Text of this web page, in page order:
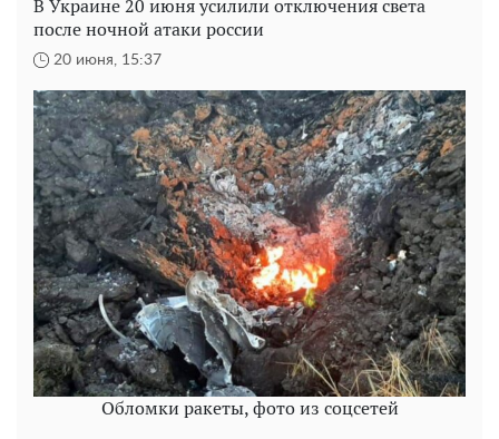
В Украине 20 июня усилили отключения света
после ночной атаки россии
20 июня, 15:37
Обломки ракеты, фото из соцсетей